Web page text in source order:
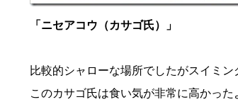
「ニセアコウ（カサゴ氏）」
比較的シャローな場所でしたがスイミン
このカサゴ氏は食い気が非常に高かっ